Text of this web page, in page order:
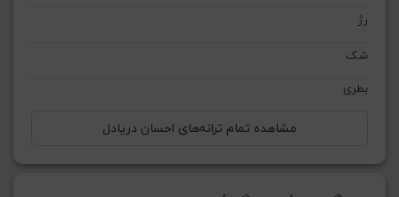
رژ
شک
بطری
مشاهده تمام ترانه‌های احسان دریادل